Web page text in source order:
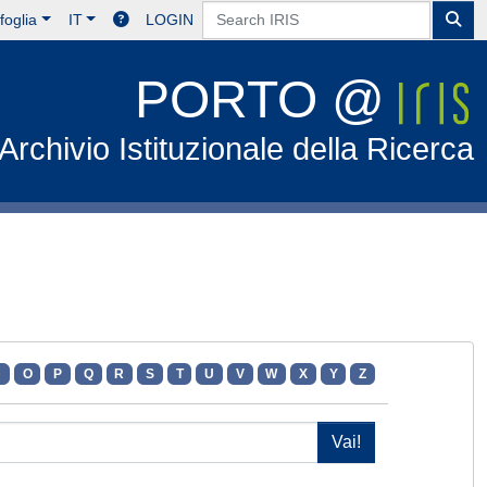
IT LOGIN
PORTO @
Istituzionale della Ricerca
O P Q R S T U V W X Y Z